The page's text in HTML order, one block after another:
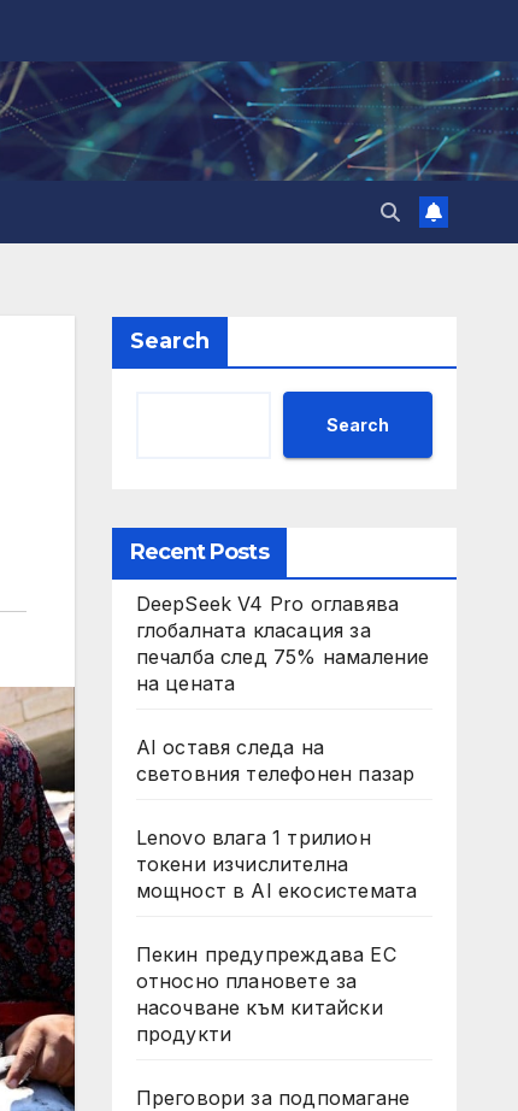
Search
Search
Recent Posts
DeepSeek V4 Pro оглавява
глобалната класация за
печалба след 75% намаление
на цената
AI оставя следа на
световния телефонен пазар
Lenovo влага 1 трилион
токени изчислителна
мощност в AI екосистемата
Пекин предупреждава ЕС
относно плановете за
насочване към китайски
продукти
Преговори за подпомагане